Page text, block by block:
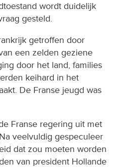
wordt duidelijk
gesteld.
getroffen door
een zelden geziene
door het land, families
keihard in het
De Franse jeugd was
Franse regering uit met
veelvuldig gespeculeer
dat zou moeten worden
van president Hollande